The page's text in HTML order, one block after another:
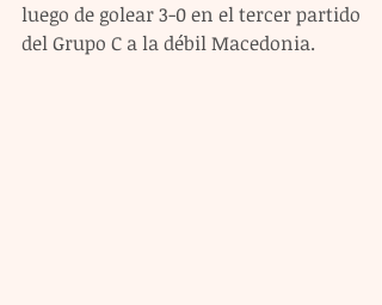
luego de golear 3-0 en el tercer partido
del Grupo C a la débil Macedonia.